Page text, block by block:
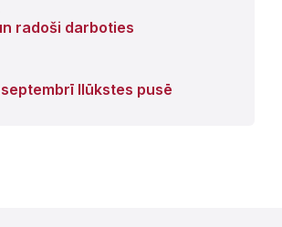
radoši darboties
Ilūkstes pusē